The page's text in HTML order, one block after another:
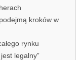
kroków w
rynku
legalny”